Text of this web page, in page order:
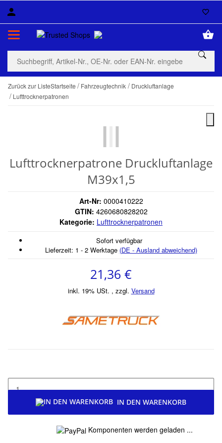
Zurück zur ListeStartseite Fahrzeugtechnik
Druckluftanlage
Lufttrocknerpatronen
Lufttrocknerpatrone Druckluftanlage
M39x1,5
Art-Nr: 0000410222
GTIN: 4260680828202
Kategorie: Lufttrocknerpatronen
Sofort verfügbar
Lieferzeit: 1 - 2 Werktage (DE - Ausland abweichend)
21,36 €
inkl. 19% USt. , zzgl. Versand
IN DEN WARENKORB
Loading... Komponenten werden geladen ...